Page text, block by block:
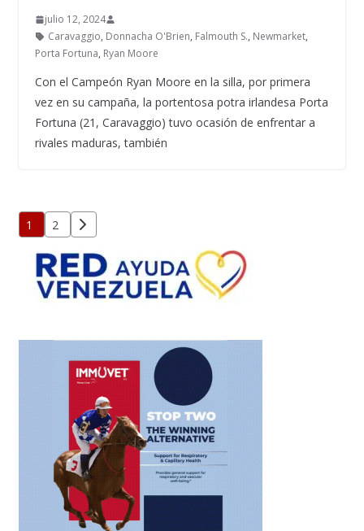
julio 12, 2024
Caravaggio, Donnacha O'Brien, Falmouth S., Newmarket,
Porta Fortuna, Ryan Moore
Con el Campeón Ryan Moore en la silla, por primera
vez en su campaña, la portentosa potra irlandesa Porta
Fortuna (21, Caravaggio) tuvo ocasión de enfrentar a
rivales maduras, también
Paginación
de
entradas
1 2